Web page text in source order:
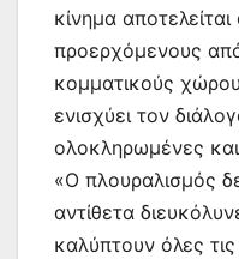
κίνημα
προερχόμενους
κομματικούς
ενισχύει τον
ολοκληρωμένες
«Ο πλουραλισμός
αντίθετα
καλύπτουν όλες